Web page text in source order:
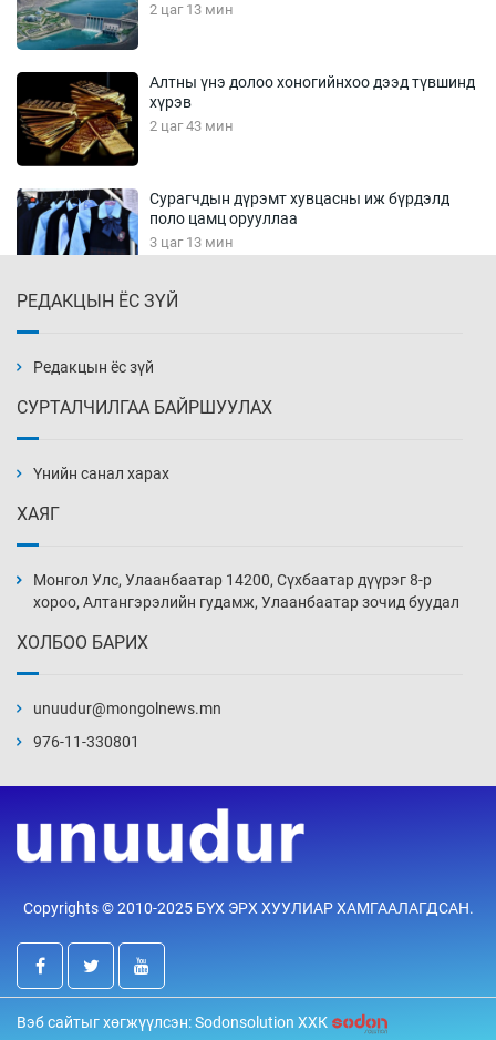
2 цаг 13 мин
Алтны үнэ долоо хоногийнхоо дээд түвшинд
хүрэв
2 цаг 43 мин
Сурагчдын дүрэмт хувцасны иж бүрдэлд
поло цамц орууллаа
3 цаг 13 мин
3 цаг 43 мин
4 цаг 13 мин
4 цаг 43 мин
дарамтад оров
20 цаг 43 мин
баржээ
21 цаг 13 мин
“DeepSeek” компани ӨМӨЗО-д хиймэл оюуны
дата төв байгуулахаар төлөвлөж байна
РЕДАКЦЫН ЁС ЗҮЙ
Редакцын ёс зүй
СУРТАЛЧИЛГАА БАЙРШУУЛАХ
Үнийн санал харах
ХАЯГ
Монгол Улс, Улаанбаатар 14200, Сүхбаатар дүүрэг 8-р
хороо, Алтангэрэлийн гудамж, Улаанбаатар зочид буудал
ХОЛБОО БАРИХ
unuudur@mongolnews.mn
976-11-330801
Copyrights © 2010-2025 БҮХ ЭРХ ХУУЛИАР ХАМГААЛАГДСАН.
Вэб сайтыг хөгжүүлсэн: Sodonsolution ХХК